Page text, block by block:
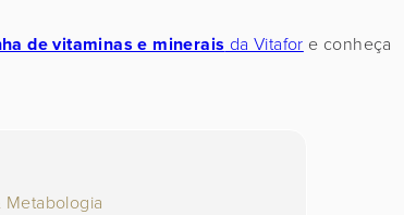
de vitaminas e minerais da Vitafor e conheça
Metabologia